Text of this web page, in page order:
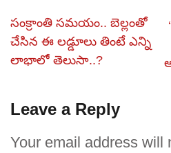
సంక్రాంతి సమయం.. బెల్లంతో
చేసిన ఈ లడ్డూలు తింటే ఎన్ని
లాభాలో తెలుసా..?
Leave a Reply
Your email address will